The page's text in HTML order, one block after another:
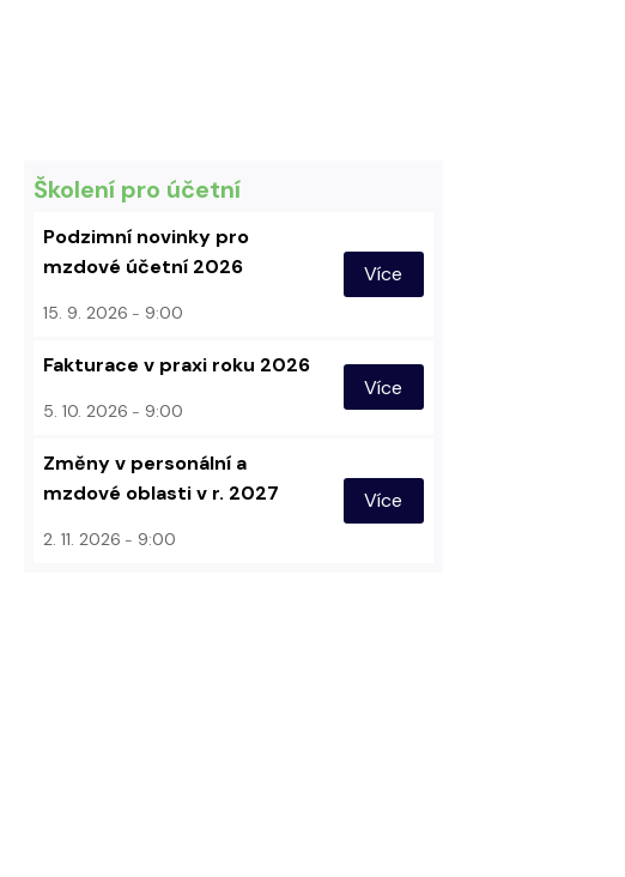
Školení pro účetní
Podzimní novinky pro
mzdové účetní 2026
15. 9. 2026 9:00
Více
Fakturace v praxi roku 2026
5. 10. 2026 9:00
Více
Změny v personální a
mzdové oblasti v r. 2027
2. 11. 2026 9:00
Více